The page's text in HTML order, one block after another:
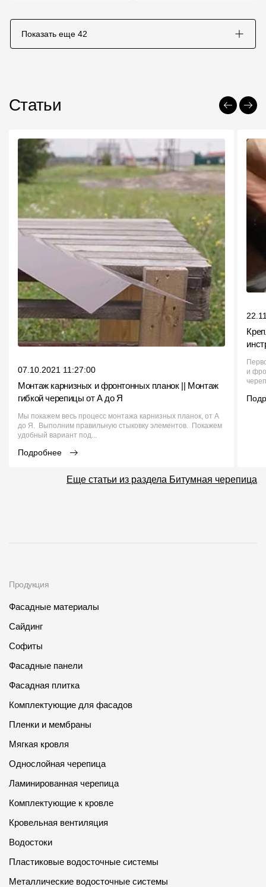
Показать еще 42
Статьи
07.10.2021 11:27:00
Монтаж карнизных и фронтонных планок || Монтаж
гибкой черепицы от А до Я
Мы покажем весь процесс монтажа карнизных планок, от А
до Я. Выполним правильную стыковку элементов. Покажем
удобный вариант под...
Подробнее
и
Еще статьи из раздела Битумная черепица
Продукция
Фасадные материалы
Сайдинг
Софиты
Фасадные панели
Фасадная плитка
Комплектующие для фасадов
Пленки и мембраны
Мягкая кровля
Однослойная черепица
Ламинированная черепица
Комплектующие к кровле
Кровельная вентиляция
Водостоки
Пластиковые водосточные системы
Металлические водосточные системы